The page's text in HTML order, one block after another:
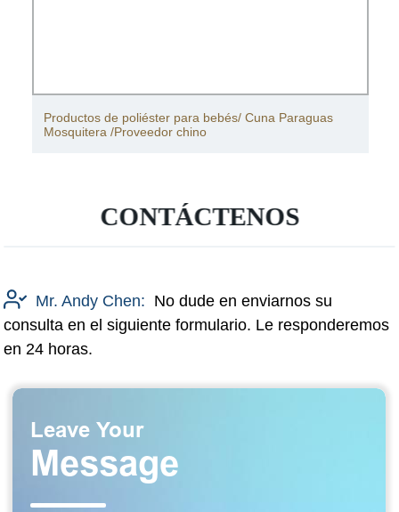
Productos de poliéster para bebés/ Cuna Paraguas
Mosquitera /Proveedor chino
CONTÁCTENOS
Mr. Andy Chen: No dude en enviarnos su
consulta en el siguiente formulario. Le responderemos
en 24 horas.